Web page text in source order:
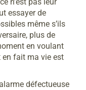
essayer de
même s’ils
plus de
en voulant
fait ma vie est
défectueuse